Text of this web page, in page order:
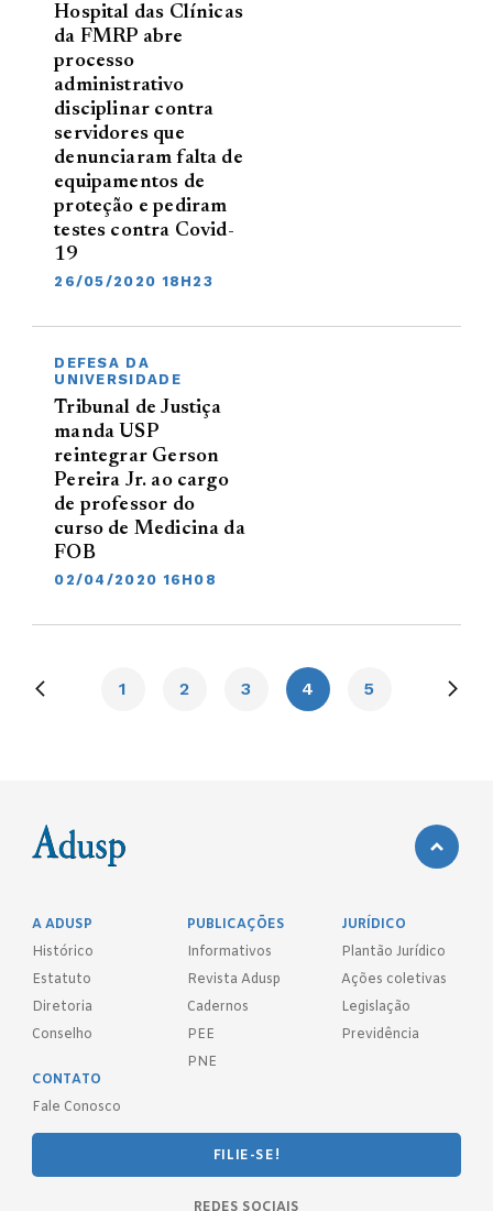
Hospital das Clínicas
da FMRP abre
processo
administrativo
disciplinar contra
servidores que
denunciaram falta de
equipamentos de
proteção e pediram
testes contra Covid-
19
26/05/2020 18H23
DEFESA DA
UNIVERSIDADE
Tribunal de Justiça
manda USP
reintegrar Gerson
Pereira Jr. ao cargo
de professor do
curso de Medicina da
FOB
02/04/2020 16H08
1 2 3 4 5
A ADUSP
Histórico
Estatuto
Diretoria
Conselho
PUBLICAÇÕES
Informativos
Revista Adusp
Cadernos
PEE
PNE
JURÍDICO
Plantão Jurídico
Ações coletivas
Legislação
Previdência
CONTATO
Fale Conosco
FILIE-SE!